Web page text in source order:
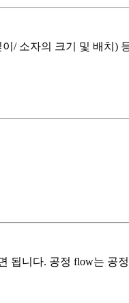
/ 소자의 크기 및 배치)
니다. 공정 flow는 공